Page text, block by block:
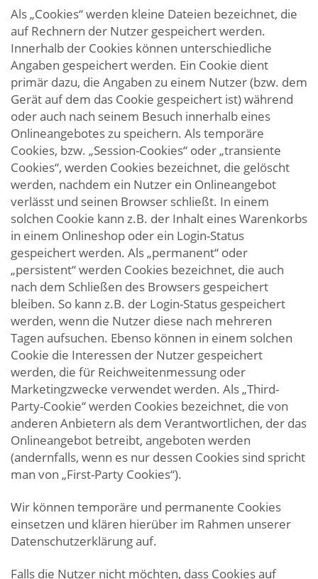
Als „Cookies“ werden kleine Dateien bezeichnet, die
auf Rechnern der Nutzer gespeichert werden.
Innerhalb der Cookies können unterschiedliche
Angaben gespeichert werden. Ein Cookie dient
primär dazu, die Angaben zu einem Nutzer (bzw. dem
Gerät auf dem das Cookie gespeichert ist) während
oder auch nach seinem Besuch innerhalb eines
Onlineangebotes zu speichern. Als temporäre
Cookies, bzw. „Session-Cookies“ oder „transiente
Cookies“, werden Cookies bezeichnet, die gelöscht
werden, nachdem ein Nutzer ein Onlineangebot
verlässt und seinen Browser schließt. In einem
solchen Cookie kann z.B. der Inhalt eines Warenkorbs
in einem Onlineshop oder ein Login-Status
gespeichert werden. Als „permanent“ oder
„persistent“ werden Cookies bezeichnet, die auch
nach dem Schließen des Browsers gespeichert
bleiben. So kann z.B. der Login-Status gespeichert
werden, wenn die Nutzer diese nach mehreren
Tagen aufsuchen. Ebenso können in einem solchen
Cookie die Interessen der Nutzer gespeichert
werden, die für Reichweitenmessung oder
Marketingzwecke verwendet werden. Als „Third-
Party-Cookie“ werden Cookies bezeichnet, die von
anderen Anbietern als dem Verantwortlichen, der das
Onlineangebot betreibt, angeboten werden
(andernfalls, wenn es nur dessen Cookies sind spricht
man von „First-Party Cookies“).
Wir können temporäre und permanente Cookies
einsetzen und klären hierüber im Rahmen unserer
Datenschutzerklärung auf.
Falls die Nutzer nicht möchten, dass Cookies auf